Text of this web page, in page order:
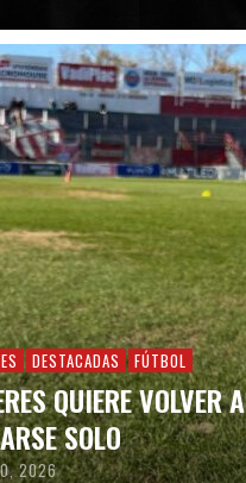
DESTACADAS FÚTBOL
QUIERE VOLVER A
SOLO
2026